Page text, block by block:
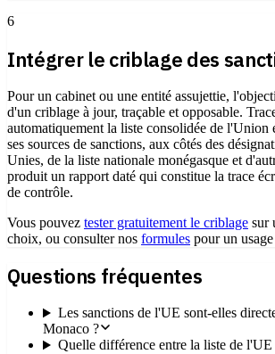
6
Intégrer le criblage des
Pour un cabinet ou une entité assujettie,
d'un criblage à jour, traçable et opposable.
automatiquement la liste consolidée de l'Union
ses sources de sanctions, aux côtés des
Unies, de la liste nationale monégasque et
produit un rapport daté qui constitue la trace
de contrôle.
Vous pouvez tester gratuitement le criblage sur
choix, ou consulter nos formules pour un
Questions fréquentes
Les sanctions de l'UE sont-elles
Monaco ?
Quelle différence entre la liste de